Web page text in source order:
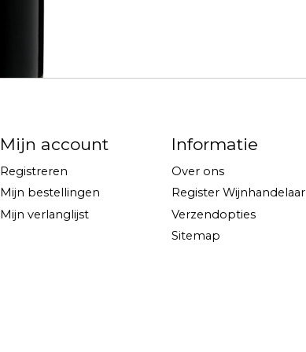
Mijn account
Registreren
Mijn bestellingen
Mijn verlanglijst
Informatie
Over ons
Register Wijnhandelaar
Verzendopties
Sitemap